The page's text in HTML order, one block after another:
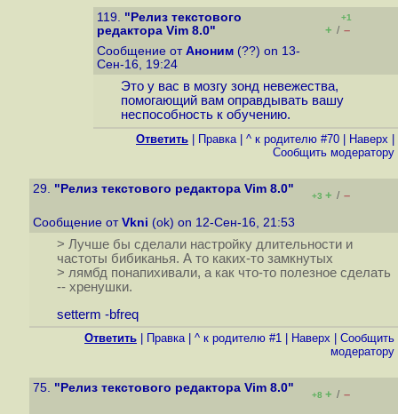
119. "Релиз текстового
редактора Vim 8.0"
+1
+ / –
Сообщение от Аноним (??) on 13-
Сен-16, 19:24
Это у вас в мозгу зонд невежества,
помогающий вам оправдывать вашу
неспособность к обучению.
Ответить Правка| ^ к родителю #70 Наверх
Cообщить модератору
29. "Релиз текстового редактора Vim 8.0"
+3 + / –
Сообщение от Vkni (ok) on 12-Сен-16, 21:53
> Лучше бы сделали настройку длительности и
частоты бибиканья. А то каких-то замкнутых
> лямбд понапихивали, а как что-то полезное сделать
-- хренушки.
setterm -bfreq
Ответить Правка| ^ к родителю #1 Наверх
Cообщить
модератору
75. "Релиз текстового редактора Vim 8.0"
+8 + / –